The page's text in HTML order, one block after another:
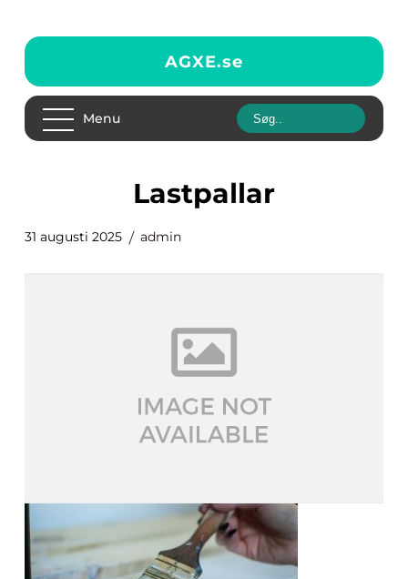
AGXE.se
Menu
lastpallar
31 augusti 2025 admin